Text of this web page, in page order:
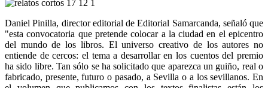
Daniel Pinilla, director editorial de Editorial Samarcanda, señaló que
"esta convocatoria que pretende colocar a la ciudad en el epicentro
del mundo de los libros. El universo creativo de los autores no
entiende de cercos: el tema a desarrollar en los cuentos del premio
ha sido libre. Tan sólo se ha solicitado que aparezca un guiño, real o
fabricado, presente, futuro o pasado, a Sevilla o a los sevillanos. En